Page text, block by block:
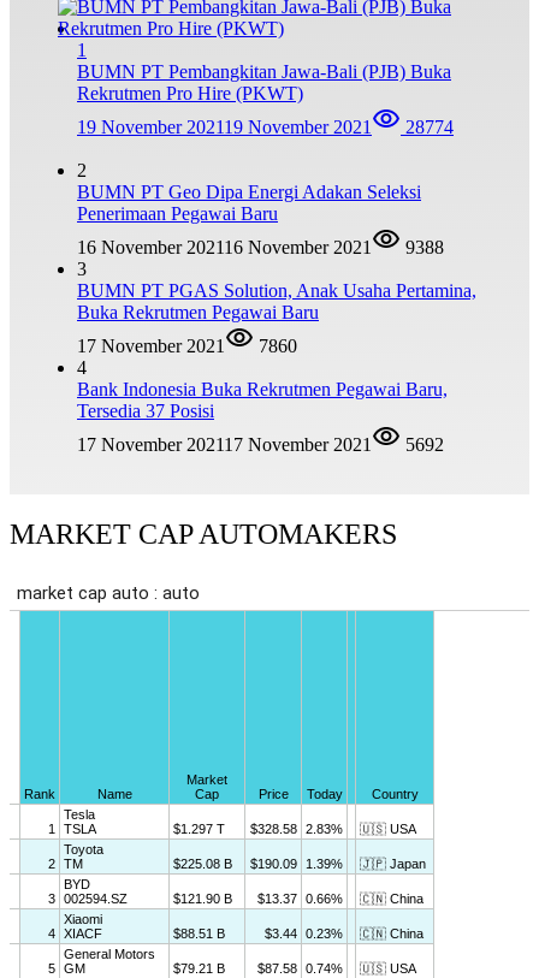
1
BUMN PT Pembangkitan Jawa-Bali (PJB) Buka
Rekrutmen Pro Hire (PKWT)
19 November 202119 November 2021 28774
2
BUMN PT Geo Dipa Energi Adakan Seleksi
Penerimaan Pegawai Baru
16 November 202116 November 2021
9388
3
BUMN PT PGAS Solution, Anak Usaha Pertamina,
Buka Rekrutmen Pegawai Baru
17 November 2021
7860
4
Bank Indonesia Buka Rekrutmen Pegawai Baru,
Tersedia 37 Posisi
17 November 202117 November 2021 5692
MARKET CAP AUTOMAKERS